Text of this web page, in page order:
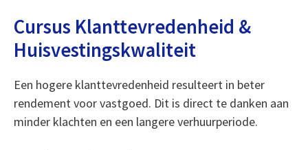
Cursus Klanttevredenheid &
Huisvestingskwaliteit
Een hogere klanttevredenheid resulteert in beter
rendement voor vastgoed. Dit is direct te danken aan
minder klachten en een langere verhuurperiode.